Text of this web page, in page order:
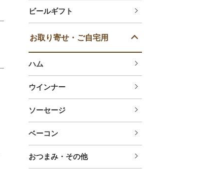
ビールギフト
お取り寄せ・ご自宅用
ハム
ウインナー
ソーセージ
ベーコン
おつまみ・その他